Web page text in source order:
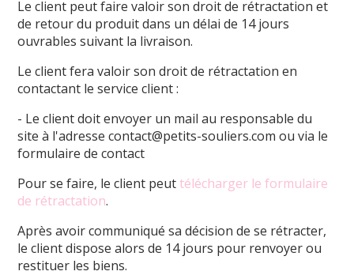
Le client peut faire valoir son droit de rétractation et
de retour du produit dans un délai de 14 jours
ouvrables suivant la livraison.
Le client fera valoir son droit de rétractation en
contactant le service client :
- Le client doit envoyer un mail au responsable du
site à l'adresse contact@petits-souliers.com ou via le
formulaire de contact
Pour se faire, le client peut télécharger le formulaire
de rétractation.
Après avoir communiqué sa décision de se rétracter,
le client dispose alors de 14 jours pour renvoyer ou
restituer les biens.